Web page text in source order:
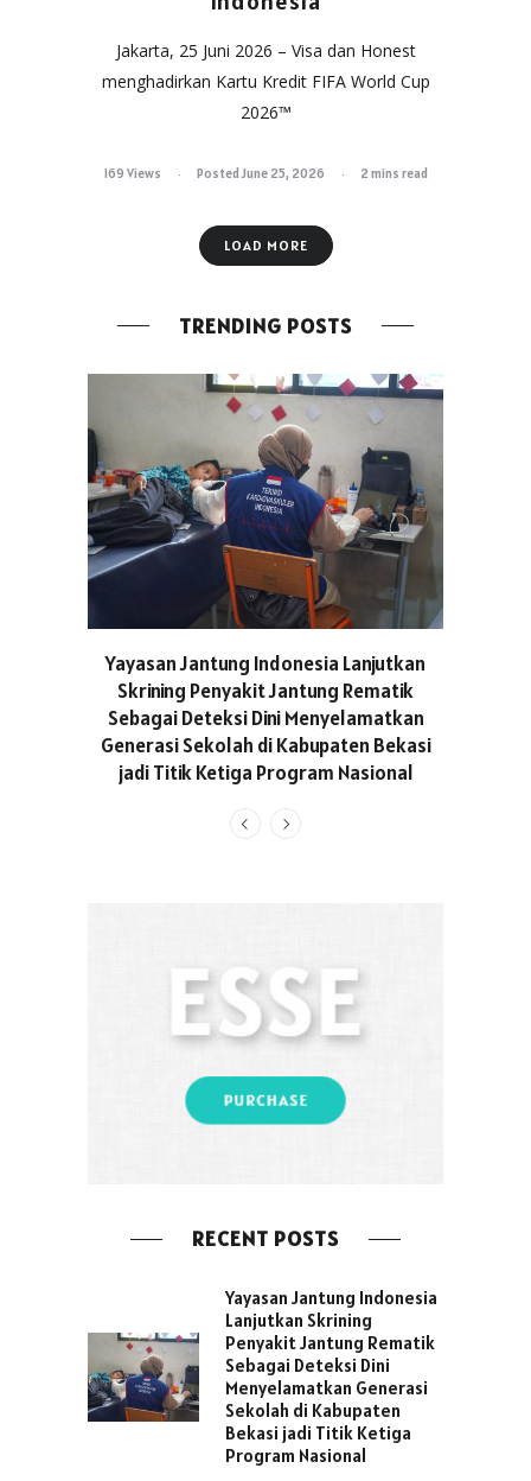
Jakarta, 25 Juni 2026 – Visa dan Honest
menghadirkan Kartu Kredit FIFA World Cup
2026™
169 Views Posted June 25, 2026 2 mins read
LOAD MORE
TRENDING POSTS
Yayasan Jantung Indonesia Lanjutkan
Skrining Penyakit Jantung Rematik
Sebagai Deteksi Dini Menyelamatkan
Generasi Sekolah di Kabupaten Bekasi
jadi Titik Ketiga Program Nasional
RECENT POSTS
Yayasan Jantung Indonesia
Lanjutkan Skrining
Penyakit Jantung Rematik
Sebagai Deteksi Dini
Menyelamatkan Generasi
Sekolah di Kabupaten
Bekasi jadi Titik Ketiga
Program Nasional